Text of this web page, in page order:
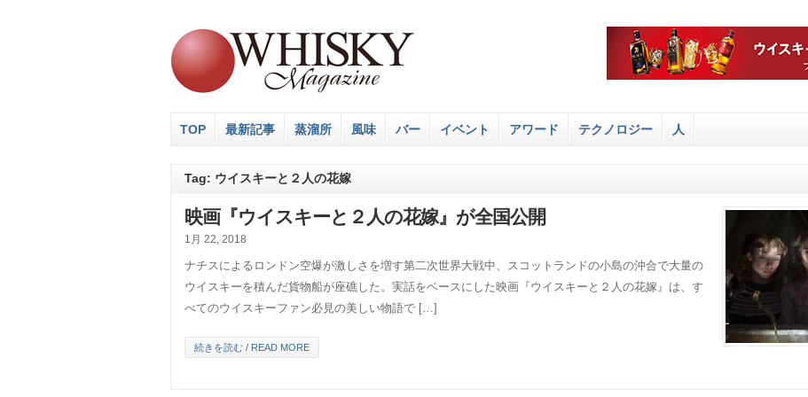
TOP 最新記事 蒸溜所 風味 バー イベント アワード テクノロジー 人
Tag: ウイスキーと２人の花嫁
映画『ウイスキーと２人の花嫁』が全国公開
1月 22, 2018
ナチスによるロンドン空爆が激しさを増す第二次世界大戦中、スコットランドの小島の沖合で大量の
ウイスキーを積んだ貨物船が座礁した。実話をベースにした映画『ウイスキーと２人の花嫁』は、す
べてのウイスキーファン必見の美しい物語で […]
続きを読む / READ MORE